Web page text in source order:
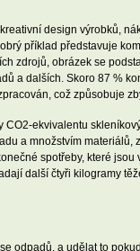
design výrobků,
příklad představuje
zdrojů, obrázek se
a dalších. Skoro 87 %
což způsobuje
ekvivalentu
a množstvím
spotřeby, které
další čtyři kilogramy
odpadů, a udělat to